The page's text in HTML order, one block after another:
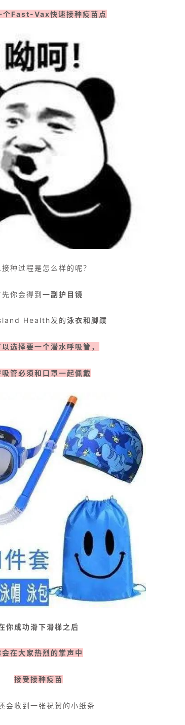
个Fast-Vax快速接种疫苗点
种过程是怎么样的呢？
先你会得到一副护目镜
Health发的泳衣和脚蹼
选择要一个潜水呼吸管，
吸管必须和口罩一起佩戴
你成功滑下滑梯之后
会在大家热烈的掌声中
接受接种疫苗
会收到一张祝贺的小纸条